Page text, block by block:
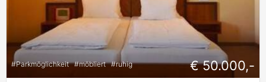
#Parkmöglichkeit #möbliert #ruhig € 50.000,-